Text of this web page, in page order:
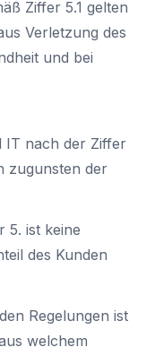
Ziffer 5.1 gelten
Verletzung des
und bei
IT nach der Ziffer
zugunsten der
5. ist keine
des Kunden
Regelungen ist
welchem